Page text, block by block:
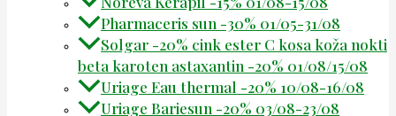
Pharmaceris sun -30% 01/05-31/08
Solgar -20% cink ester C kosa koža nokti
beta karoten astaxantin -20% 01/08/15/08
Uriage Eau thermal -20% 10/08-16/08
Uriage Bariesun -20% 03/08-23/08